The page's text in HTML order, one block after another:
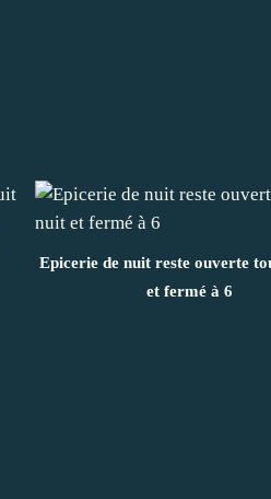
Epicerie de nuit reste ouverte
et fermé à 6